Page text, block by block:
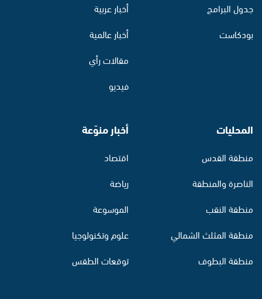
جدول البرامج
بودكاست
أخبار عربية
أخبار عالمية
مقالات رأي
فيديو
المحليات
منطقة القدس
الناصرة والمنطقة
منطقة النقب
منطقة المثلث الشمالي
منطقة البطوف
أخبار منوّعة
اقتصاد
رياضة
الموسوعة
علوم وتكنولوجيا
توقعات الطقس